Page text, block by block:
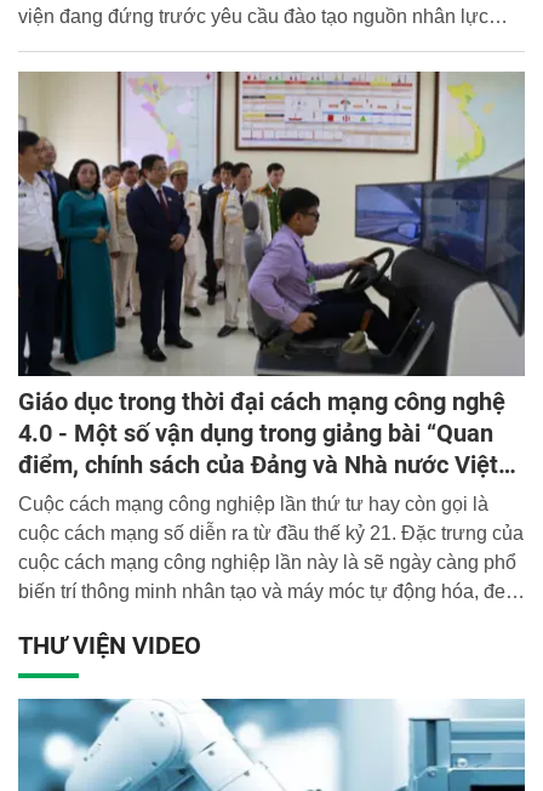
viện đang đứng trước yêu cầu đào tạo nguồn nhân lực
chủng Hải quân nhân dân Việt Nam cách mạng, chính qui,
tinh nhuệ và hiện đại.
Giáo dục trong thời đại cách mạng công nghệ
4.0 - Một số vận dụng trong giảng bài “Quan
điểm, chính sách của Đảng và Nhà nước Việt
Nam về giáo dục - đào tạo, khoa học - công
nghệ”
Cuộc cách mạng công nghiệp lần thứ tư hay còn gọi là
cuộc cách mạng số diễn ra từ đầu thế kỷ 21. Đặc trưng của
cuộc cách mạng công nghiệp lần này là sẽ ngày càng phổ
biến trí thông minh nhân tạo và máy móc tự động hóa, đem
mạng này tác động mạnh mẽ đến nhiều lĩnh vực, nhiều
khía cạnh trong đời sống xã hội, trong đó đặc biệt không
thể thiếu một nguồn nhân lực chất lượng cao; mà nguồn
nhân lực lại là đối tượng trực tiếp của giáo dục - đào tạo.
THƯ VIỆN VIDEO